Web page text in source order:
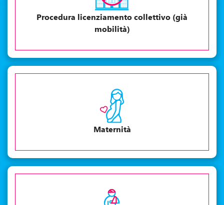
Procedura licenziamento collettivo (già
mobilità)
Maternità